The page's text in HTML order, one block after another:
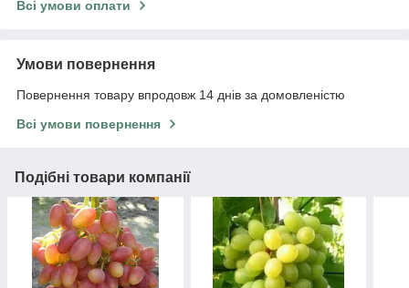
Всі умови оплати
Умови повернення
Повернення товару впродовж 14 днів за домовленістю
Всі умови повернення
Подібні товари компанії